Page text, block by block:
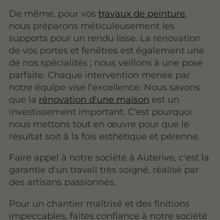
De même, pour vostravaux de peinture,
nous préparons méticuleusement les
supports pour un rendu lisse. La rénovation
de vos portes et fenêtres est également une
de nos spécialités ; nous veillons à une pose
parfaite. Chaque intervention menée par
notre équipe vise l'excellence. Nous savons
que la rénovation d'une maison est un
investissement important. C'est pourquoi
nous mettons tout en œuvre pour que le
résultat soit à la fois esthétique et pérenne.
Faire appel à notre société à Auterive, c'est la
garantie d'un travail très soigné, réalisé par
des artisans passionnés.
Pour un chantier maîtrisé et des finitions
impeccables, faites confiance à notre société